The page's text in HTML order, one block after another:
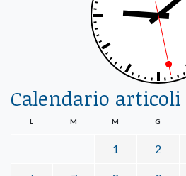
Calendario articoli
L M M G
1 2